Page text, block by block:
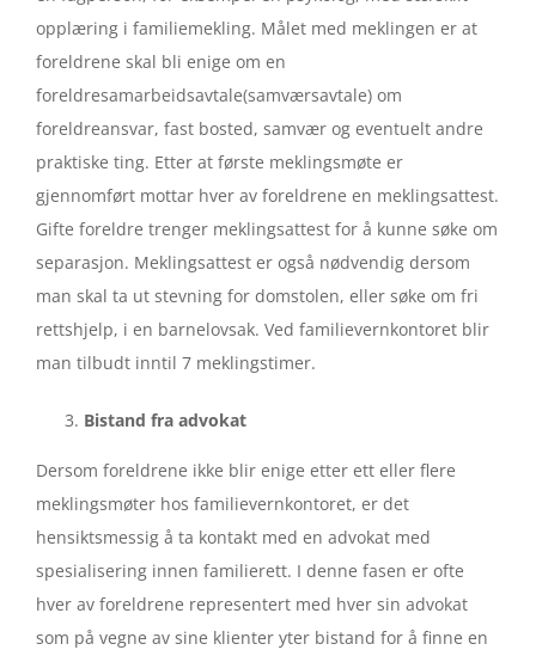
opplæring i familiemekling. Målet med meklingen er at
foreldrene skal bli enige om en
foreldresamarbeidsavtale(samværsavtale) om
foreldreansvar, fast bosted, samvær og eventuelt andre
praktiske ting. Etter at første meklingsmøte er
gjennomført mottar hver av foreldrene en meklingsattest.
Gifte foreldre trenger meklingsattest for å kunne søke om
separasjon. Meklingsattest er også nødvendig dersom
man skal ta ut stevning for domstolen, eller søke om fri
rettshjelp, i en barnelovsak. Ved familievernkontoret blir
man tilbudt inntil 7 meklingstimer.
Bistand fra advokat
Dersom foreldrene ikke blir enige etter ett eller flere
meklingsmøter hos familievernkontoret, er det
hensiktsmessig å ta kontakt med en advokat med
spesialisering innen familierett. I denne fasen er ofte
hver av foreldrene representert med hver sin advokat
som på vegne av sine klienter yter bistand for å finne en